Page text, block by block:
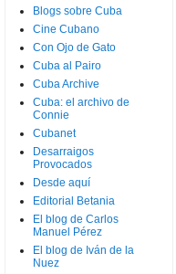
Blogs sobre Cuba
Cine Cubano
Con Ojo de Gato
Cuba al Pairo
Cuba Archive
Cuba: el archivo de
Connie
Cubanet
Desarraigos
Provocados
Desde aquí
Editorial Betania
El blog de Carlos
Manuel Pérez
El blog de Iván de la
Nuez